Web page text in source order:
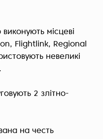
місцеві
Flightlink, Regional
невеликі
2 злітно-
на честь